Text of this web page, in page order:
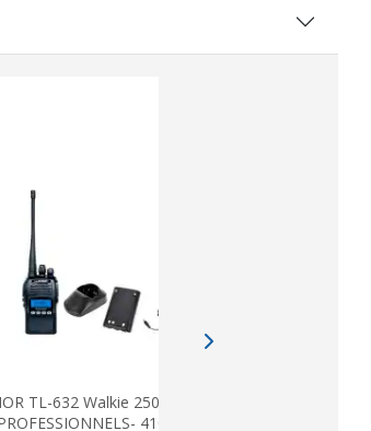
TL-632 Walkie 250 CANAUX
410- 470 mhZ